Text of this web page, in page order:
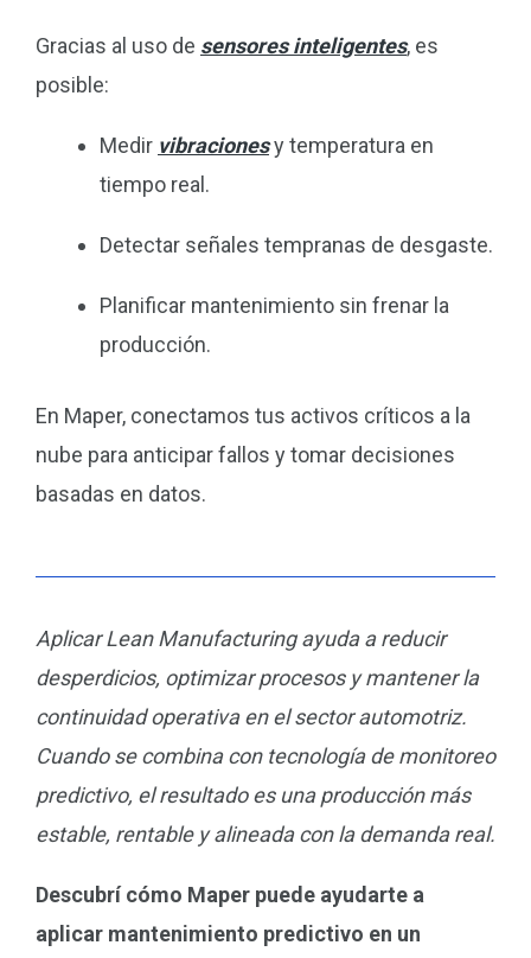
Gracias al uso de sensores inteligentes, es
posible:
Medir vibracionesy temperatura en
tiempo real.
Detectar señales tempranas de desgaste.
Planificar mantenimiento sin frenar la
producción.
En Maper, conectamos tus activos críticos a la
nube para anticipar fallos y tomar decisiones
basadas en datos.
Aplicar Lean Manufacturing ayuda a reducir
desperdicios, optimizar procesos y mantener la
continuidad operativa en el sector automotriz.
Cuando se combina con tecnología de monitoreo
predictivo, el resultado es una producción más
estable, rentable y alineada con la demanda real.
Descubrí cómo Maper puede ayudarte a
aplicar mantenimiento predictivo en un